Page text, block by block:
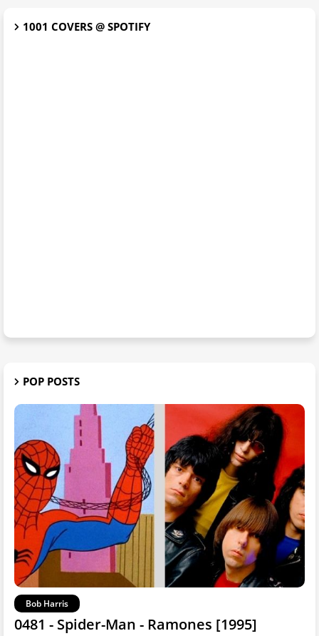
1001 COVERS @ SPOTIFY
POP POSTS
Bob Harris
0481 - Spider-Man - Ramones [1995]